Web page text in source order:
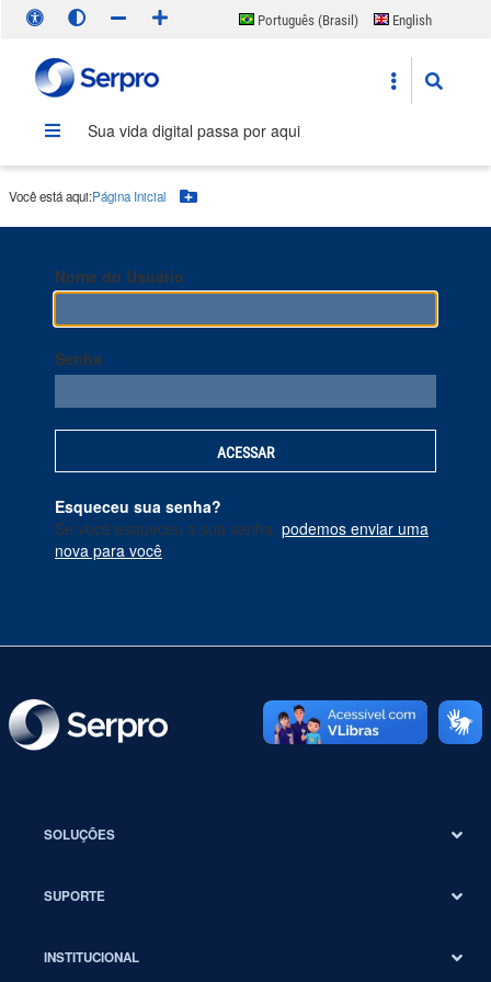
Português (Brasil)
English
Sua vida digital passa por aqui
Você está aqui:Página Inicial Botão Menu
Nome do Usuário
Senha
Esqueceu sua senha?
Se você esqueceu a sua senha, podemos enviar uma
nova para você
SOLUÇÕES
SUPORTE
INSTITUCIONAL